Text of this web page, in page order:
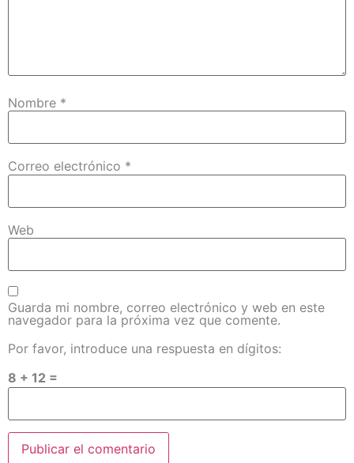
Nombre *
Correo electrónico *
Web
Guarda mi nombre, correo electrónico y web en este
navegador para la próxima vez que comente.
Por favor, introduce una respuesta en dígitos:
8 + 12 =